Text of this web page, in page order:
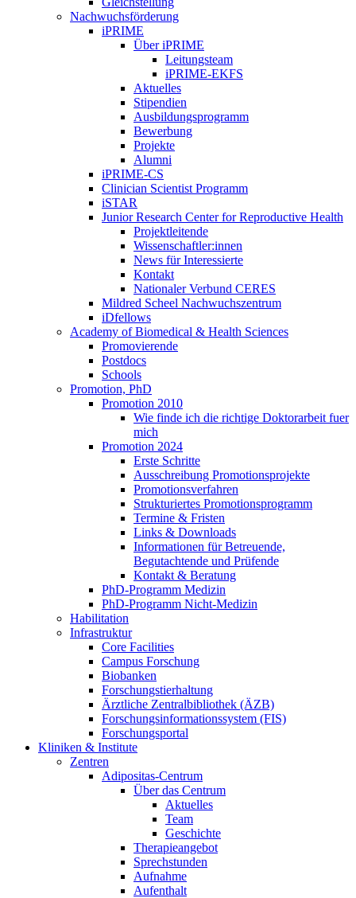
Nachwuchsförderung
iPRIME
Über iPRIME
Leitungsteam
iPRIME-EKFS
Aktuelles
Stipendien
Ausbildungsprogramm
Bewerbung
Projekte
Alumni
iPRIME-CS
Clinician Scientist Programm
iSTAR
Junior Research Center for Reproductive Health
Projektleitende
Wissenschaftler:innen
News für Interessierte
Kontakt
Nationaler Verbund CERES
Mildred Scheel Nachwuchszentrum
iDfellows
Academy of Biomedical & Health Sciences
Promovierende
Postdocs
Schools
Promotion, PhD
Promotion 2010
Wie finde ich die richtige Doktorarbeit fuer
mich
Promotion 2024
Erste Schritte
Ausschreibung Promotionsprojekte
Promotionsverfahren
Strukturiertes Promotionsprogramm
Termine & Fristen
Links & Downloads
Informationen für Betreuende,
Begutachtende und Prüfende
Kontakt & Beratung
PhD-Programm Medizin
PhD-Programm Nicht-Medizin
Habilitation
Infrastruktur
Core Facilities
Campus Forschung
Biobanken
Forschungstierhaltung
Ärztliche Zentralbibliothek (ÄZB)
Forschungsinformationssystem (FIS)
Forschungsportal
Kliniken & Institute
Zentren
Adipositas-Centrum
Über das Centrum
Aktuelles
Team
Geschichte
Therapieangebot
Sprechstunden
Aufnahme
Aufenthalt